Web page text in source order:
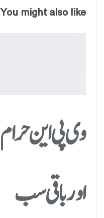
You might also like
وی پی این حرام
اور باقی سب